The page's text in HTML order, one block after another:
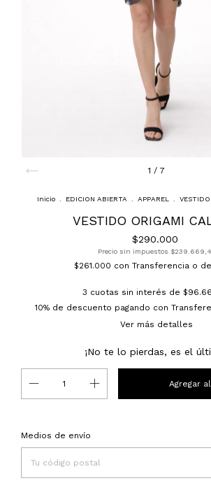
1 / 7
Inicio EDICION ABIERTA APPAREL
VESTIDO ORIGAMI
$290.000
Precio sin impuestos
$261.000 con Transferencia o
3 cuotas sin interés de
10% de descuento pagando con
Ver más detalles
¡No te lo pierdas, es el
Entregas para el CP:
Medios de envío